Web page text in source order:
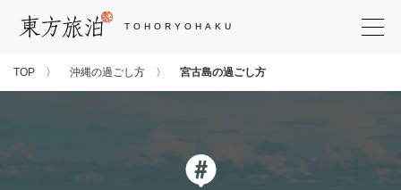
東方旅泊 TOHORYOHAKU
TOP 沖縄の過ごし方 宮古島の過ごし方